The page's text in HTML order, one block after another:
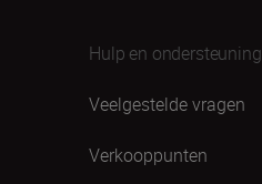
Hulp en ondersteuning
Veelgestelde vragen
Verkooppunten